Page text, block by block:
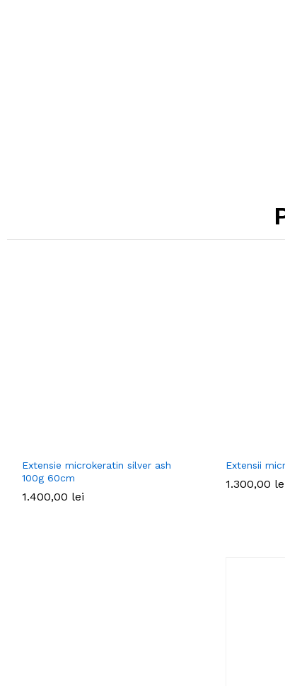
Extensie microkeratin silver ash
100g 60cm
1.400,00 lei
Extensii
1.300,00